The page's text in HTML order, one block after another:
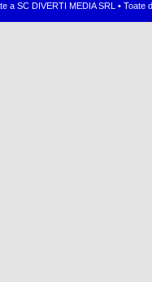
a SC DIVERTI MEDIA SRL •